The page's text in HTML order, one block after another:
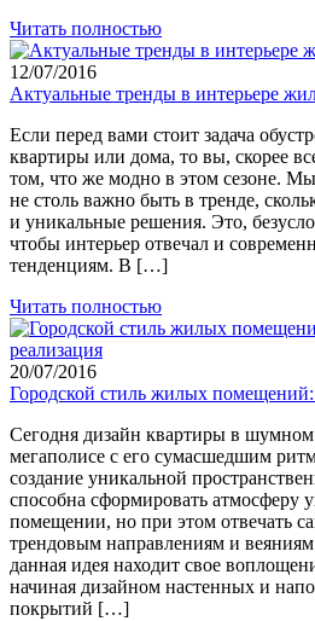
Читать полностью
12/07/2016
Актуальные тренды в интерьере
Если перед вами стоит задача
квартиры или дома, то вы, скорее
том, что же модно в этом сезоне.
не столь важно быть в тренде,
и уникальные решения. Это,
чтобы интерьер отвечал и
тенденциям. В […]
Читать полностью
20/07/2016
Городской стиль жилых
Сегодня дизайн квартиры в
мегаполисе с его сумасшедшим
создание уникальной
способна сформировать атмосферу
помещении, но при этом отвечать
трендовым направлениям и
данная идея находит свое
начиная дизайном настенных и
покрытий […]